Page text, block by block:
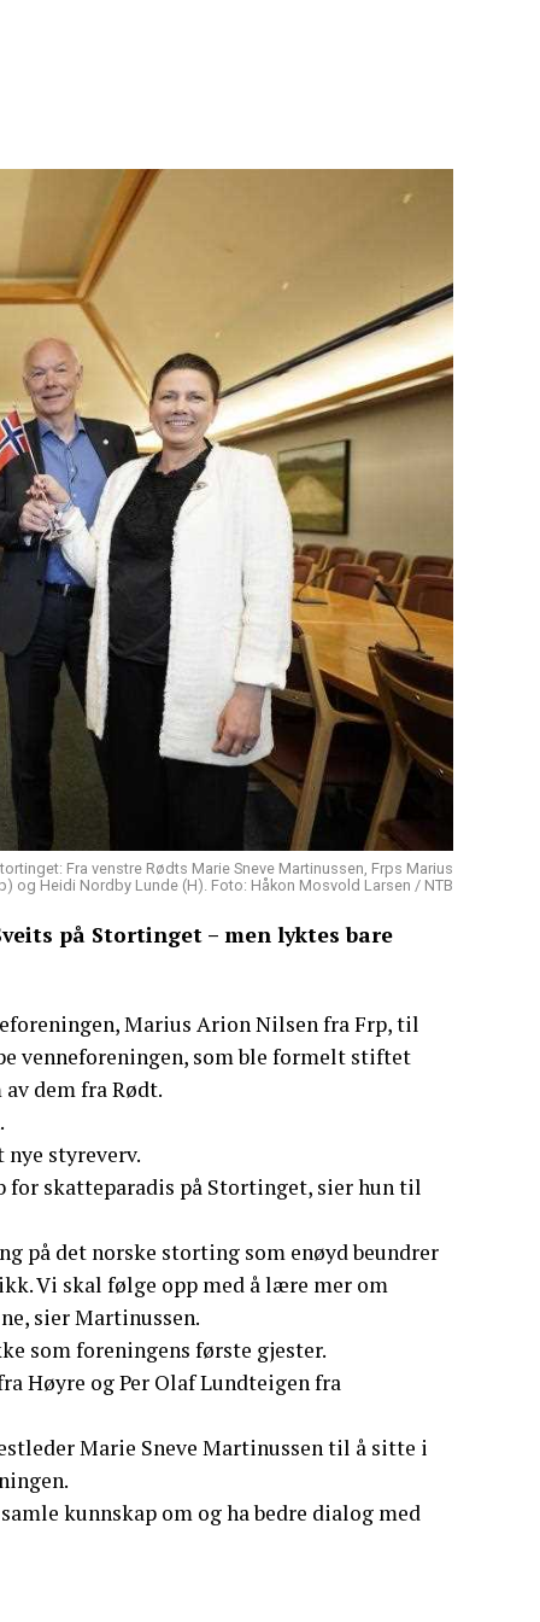
Fra venstre Rødts Marie Sneve Martinussen, Frps Marius
og Heidi Nordby Lunde (H). Foto: Håkon Mosvold Larsen / NTB
på Stortinget – men lyktes bare
Marius Arion Nilsen fra Frp, til
venneforeningen, som ble formelt stiftet
dem fra Rødt.
styreverv.
for skatteparadis på Stortinget, sier hun til
på det norske storting som enøyd beundrer
Vi skal følge opp med å lære mer om
sier Martinussen.
som foreningens første gjester.
Høyre og Per Olaf Lundteigen fra
Marie Sneve Martinussen til å sitte i
kunnskap om og ha bedre dialog med